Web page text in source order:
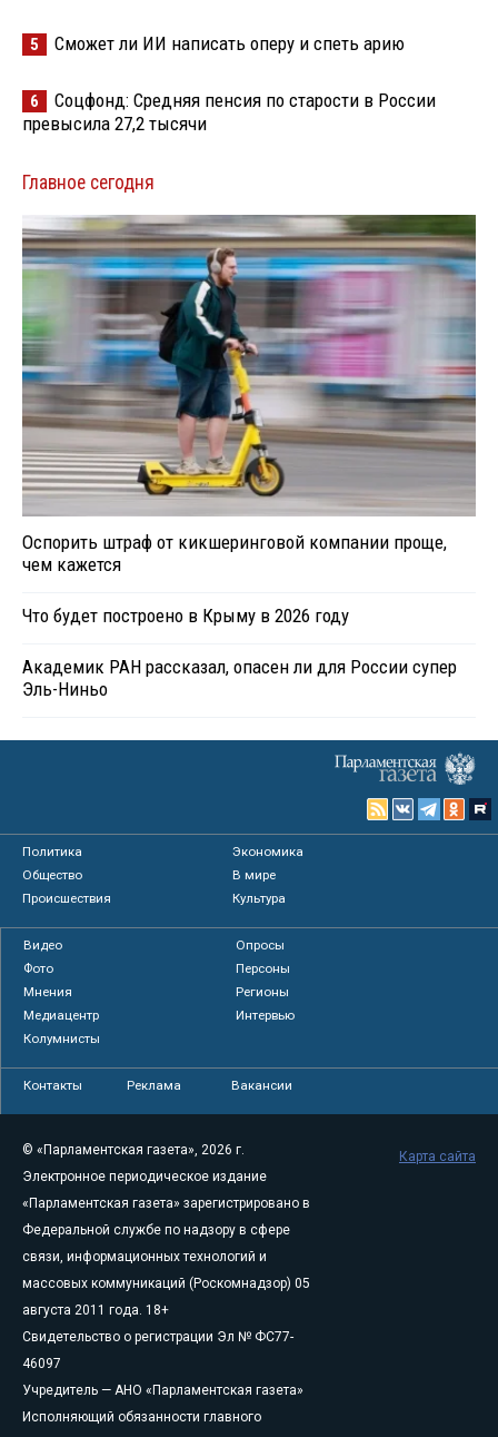
5 Сможет ли ИИ написать оперу и спеть арию
6
Соцфонд: Средняя пенсия по старости в России
превысила 27,2 тысячи
Главное сегодня
Оспорить штраф от кикшеринговой компании проще,
чем кажется
Что будет построено в Крыму в 2026 году
Академик РАН рассказал, опасен ли для России супер
Эль-Ниньо
Политика
Экономика
Общество
В мире
Происшествия
Культура
Видео
Опросы
Фото
Персоны
Мнения
Регионы
Медиацентр
Интервью
Колумнисты
Контакты Реклама Вакансии
© «Парламентская газета», 2026 г.
Электронное периодическое издание
«Парламентская газета» зарегистрировано в
Федеральной службе по надзору в сфере
связи, информационных технологий и
массовых коммуникаций (Роскомнадзор) 05
августа 2011 года. 18+
Свидетельство о регистрации Эл № ФС77-
46097
Учредитель — АНО «Парламентская газета»
Исполняющий обязанности главного
Карта сайта